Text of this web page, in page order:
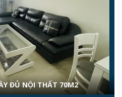
ĐỦ NỘI THẤT 70M2